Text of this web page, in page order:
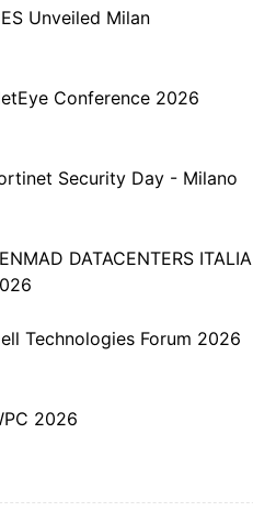
Unveiled Milan
Conference 2026
Security Day - Milano
DATACENTERS ITALIA
Technologies Forum 2026
2026